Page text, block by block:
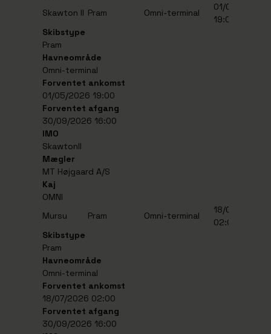
Skawton II Pram Omni-terminal
01/05/2026
19:00
Skibstype
Pram
Havneområde
Omni-terminal
Forventet ankomst
01/05/2026 19:00
Forventet afgang
30/09/2026 16:00
IMO
SkawtonII
Mægler
MT Højgaard A/S
Kaj
OMNI
Mursu
Pram Omni-terminal
18/07/2026
02:00
Skibstype
Pram
Havneområde
Omni-terminal
Forventet ankomst
18/07/2026 02:00
Forventet afgang
30/09/2026 16:00